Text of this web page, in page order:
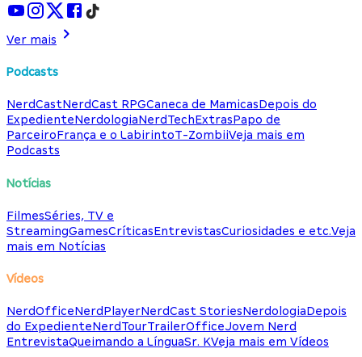
Ver mais
Podcasts
NerdCastNerdCast RPGCaneca de MamicasDepois do
ExpedienteNerdologiaNerdTechExtrasPapo de
ParceiroFrança e o LabirintoT-ZombiiVeja mais em
Podcasts
Notícias
FilmesSéries, TV e
StreamingGamesCríticasEntrevistasCuriosidades e etc.Veja
mais em Notícias
Vídeos
NerdOfficeNerdPlayerNerdCast StoriesNerdologiaDepois
do ExpedienteNerdTourTrailerOfficeJovem Nerd
EntrevistaQueimando a LínguaSr. KVeja mais em Vídeos